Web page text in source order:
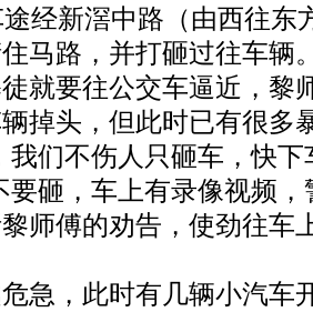
经新滘中路（由西往东
马路，并打砸过往车辆
就要往公交车逼近，黎
掉头，但此时已有很多
我们不伤人只砸车，快下
要砸，车上有录像视频
师傅的劝告，使劲往车
，此时有几辆小汽车